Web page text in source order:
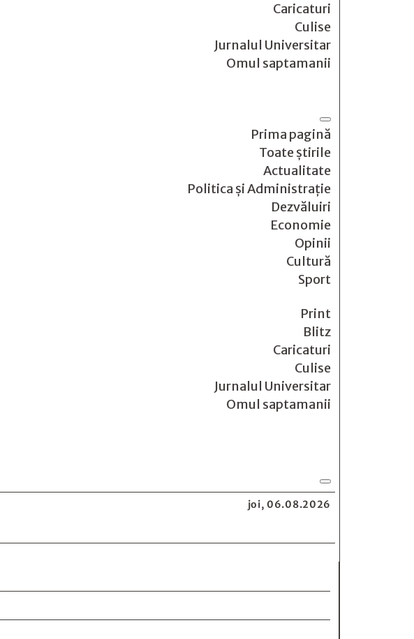
Caricaturi
Culise
Jurnalul Universitar
Omul saptamanii
Prima pagină
Toate știrile
Actualitate
Politica și Administrație
Dezvăluiri
Economie
Opinii
Cultură
Sport
Print
Blitz
Caricaturi
Culise
Jurnalul Universitar
Omul saptamanii
joi, 06.08.2026